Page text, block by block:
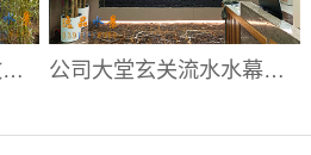
石材水幕帘景观流水效果|水幕帘厂家 公司大堂玄关流水水幕墙|大堂流水背景墙厂家